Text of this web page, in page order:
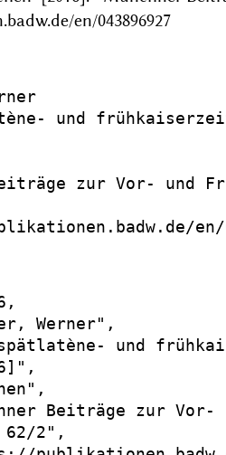
en/043896927
und
zur Vor- und
en/
Werner",
und
Beiträge zur Vor-
62/2",